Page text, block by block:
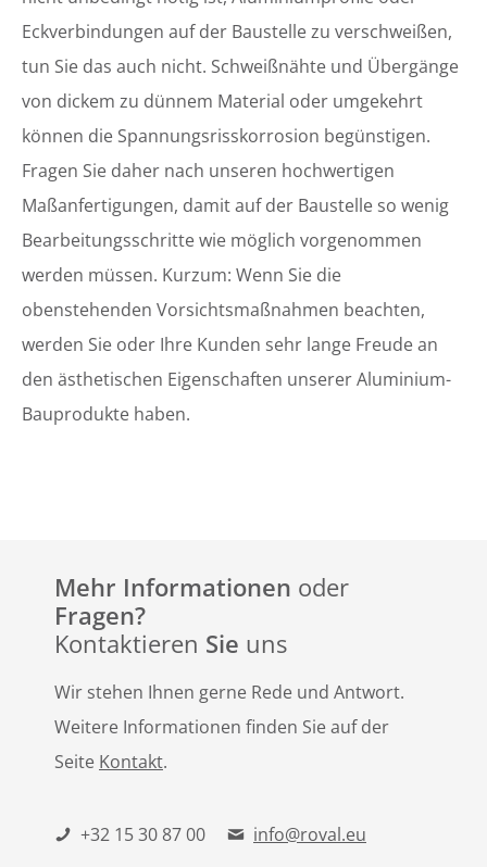
Eckverbindungen auf der Baustelle zu verschweißen,
tun Sie das auch nicht. Schweißnähte und Übergänge
von dickem zu dünnem Material oder umgekehrt
können die Spannungsrisskorrosion begünstigen.
Fragen Sie daher nach unseren hochwertigen
Maßanfertigungen, damit auf der Baustelle so wenig
Bearbeitungsschritte wie möglich vorgenommen
werden müssen. Kurzum: Wenn Sie die
obenstehenden Vorsichtsmaßnahmen beachten,
werden Sie oder Ihre Kunden sehr lange Freude an
den ästhetischen Eigenschaften unserer Aluminium-
Bauprodukte haben.
Mehr Informationen oder
Fragen?
Kontaktieren Sie uns
Wir stehen Ihnen gerne Rede und Antwort.
Weitere Informationen finden Sie auf der
Seite Kontakt.
+32 15 30 87 00 info@roval.eu